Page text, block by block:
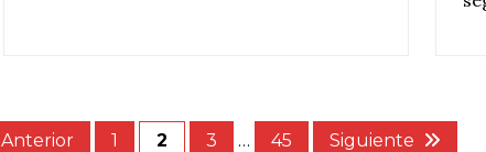
Anterior 1 2 3 … 45 Siguiente